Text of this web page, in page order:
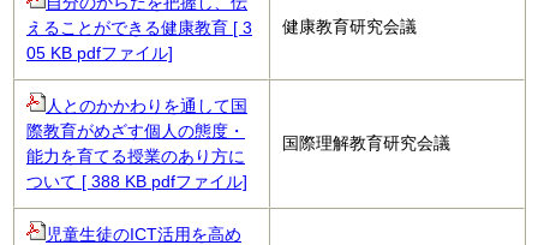
えることができる健康教育 [ 3
05 KB pdfファイル]
健康教育研究会議
人とのかかわりを通して国
際教育がめざす個人の態度・
能力を育てる授業のあり方に
ついて [ 388 KB pdfファイル]
国際理解教育研究会議
児童生徒のICT活用を高め